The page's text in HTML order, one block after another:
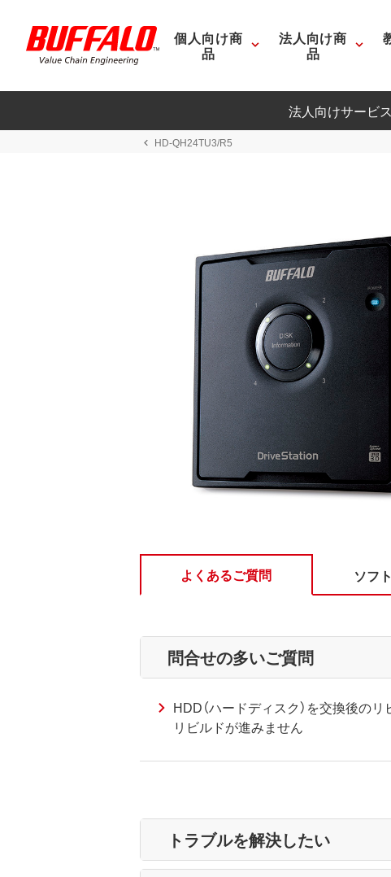
個人向け商
品
法人向け商
品
法人向けサービス
HD-QH24TU3/R5
よくあるご質問 ソフ
問合せの多いご質問
HDD（ハードディスク）を交換後の
リビルドが進みません
トラブルを解決したい